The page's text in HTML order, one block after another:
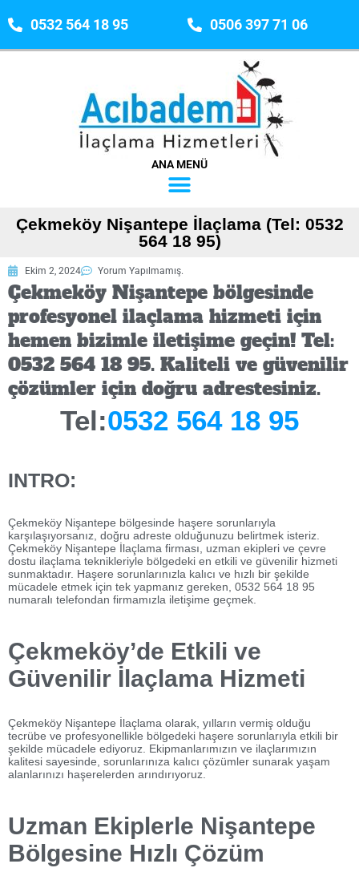
0532 564 18 95 0506 397 71 06
ANA MENÜ
Çekmeköy Nişantepe İlaçlama (Tel: 0532
564 18 95)
Ekim 2, 2024 Yorum Yapılmamış.
Çekmeköy Nişantepe bölgesinde
profesyonel ilaçlama hizmeti için
hemen bizimle iletişime geçin! Tel:
0532 564 18 95. Kaliteli ve güvenilir
çözümler için doğru adrestesiniz.
Tel:0532 564 18 95
INTRO:
Çekmeköy Nişantepe bölgesinde haşere sorunlarıyla
karşılaşıyorsanız, doğru adreste olduğunuzu belirtmek isteriz.
Çekmeköy Nişantepe İlaçlama firması, uzman ekipleri ve çevre
dostu ilaçlama teknikleriyle bölgedeki en etkili ve güvenilir hizmeti
sunmaktadır. Haşere sorunlarınızla kalıcı ve hızlı bir şekilde
mücadele etmek için tek yapmanız gereken, 0532 564 18 95
numaralı telefondan firmamızla iletişime geçmek.
Çekmeköy’de Etkili ve
Güvenilir İlaçlama Hizmeti
Çekmeköy Nişantepe İlaçlama olarak, yılların vermiş olduğu
tecrübe ve profesyonellikle bölgedeki haşere sorunlarıyla etkili bir
şekilde mücadele ediyoruz. Ekipmanlarımızın ve ilaçlarımızın
kalitesi sayesinde, sorunlarınıza kalıcı çözümler sunarak yaşam
alanlarınızı haşerelerden arındırıyoruz.
Uzman Ekiplerle Nişantepe
Bölgesine Hızlı Çözüm